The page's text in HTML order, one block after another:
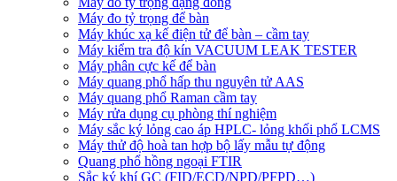
Máy đo tỷ trọng để bàn
Máy khúc xạ kế điện tử để bàn – cầm tay
Máy kiểm tra độ kín VACUUM LEAK TESTER
Máy phân cực kế để bàn
Máy quang phổ hấp thu nguyên tử AAS
Máy quang phổ Raman cầm tay
Máy rửa dụng cụ phòng thí nghiệm
Máy sắc ký lỏng cao áp HPLC- lỏng khối phổ LCMS
Máy thử độ hoà tan hợp bộ lấy mẫu tự động
Quang phổ hồng ngoại FTIR
Sắc ký khí GC (FID/ECD/NPD/PFPD…)